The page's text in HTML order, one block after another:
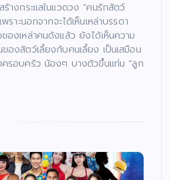
างกระแสในแวดวง “คนรักสัตว์
ราะนอกจากจะได้เห็นเหล่าบรรดา
องเหล่าคนดังแล้ว ยังได้เห็นความ
องสัตว์เลี้ยงกับคนเลี้ยง เป็นเสมือน
ครอบครัว น้องๆ บางตัวขึ้นแท่น “ลูก